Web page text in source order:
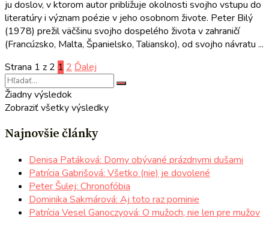
ju doslov, v ktorom autor približuje okolnosti svojho vstupu do
literatúry i význam poézie v jeho osobnom živote. Peter Bilý
(1978) prežil väčšinu svojho dospelého života v zahraničí
(Francúzsko, Malta, Španielsko, Taliansko), od svojho návratu ...
Strana 1 z 2 1 2 Ďalej
Žiadny výsledok
Zobraziť všetky výsledky
Najnovšie články
Denisa Patáková: Domy obývané prázdnymi dušami
Patrícia Gabrišová: Všetko (nie) je dovolené
Peter Šulej: Chronofóbia
Dominika Sakmárová: Aj toto raz pominie
Patrícia Vesel Ganoczyová: O mužoch, nie len pre mužov